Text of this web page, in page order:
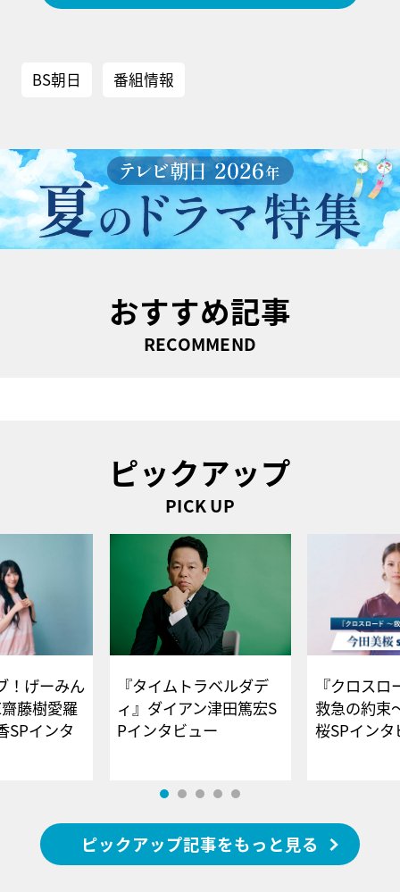
BS朝日 番組情報
おすすめ記事
RECOMMEND
ピックアップ
PICK UP
！げーみん
藤樹愛羅
SPインタ
『タイムトラベルダデ
ィ』ダイアン津田篤宏S
Pインタビュー
『クロス
救急の約束
桜SPイ
ピックアップ記事をもっと見る